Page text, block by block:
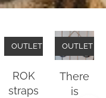
ROK
straps
OUTLET
There
is
OUTLET